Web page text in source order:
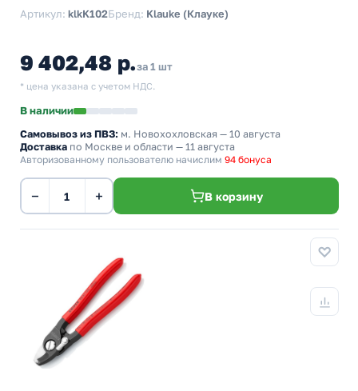
Артикул: klkK102Бренд: Klauke (Клауке)
9 402,48 р.за 1 шт
* цена указана с учетом НДС.
В наличии
Самовывоз из ПВЗ: м. Новохохловская — 10 августа
Доставка по Москве и области — 11 августа
Авторизованному пользователю начислим 94 бонуса
− + В корзину